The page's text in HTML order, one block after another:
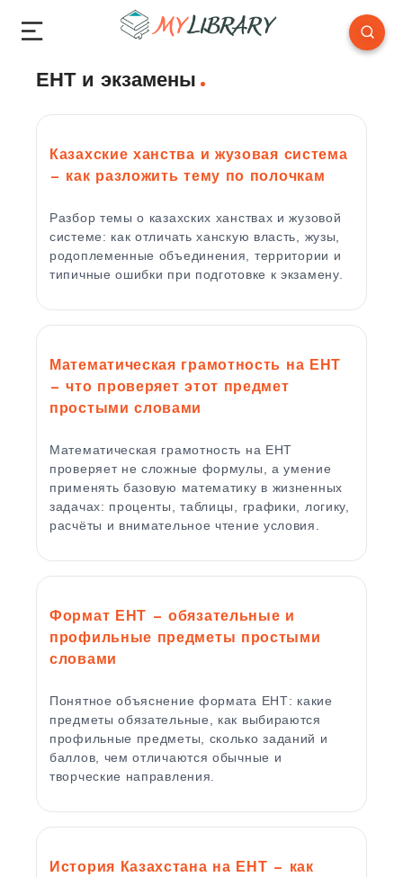
ЕНТ и экзамены
Казахские ханства и жузовая система
— как разложить тему по полочкам
Разбор темы о казахских ханствах и жузовой
системе: как отличать ханскую власть, жузы,
родоплеменные объединения, территории и
типичные ошибки при подготовке к экзамену.
Математическая грамотность на ЕНТ
— что проверяет этот предмет
простыми словами
Математическая грамотность на ЕНТ
проверяет не сложные формулы, а умение
применять базовую математику в жизненных
задачах: проценты, таблицы, графики, логику,
расчёты и внимательное чтение условия.
Формат ЕНТ — обязательные и
профильные предметы простыми
словами
Понятное объяснение формата ЕНТ: какие
предметы обязательные, как выбираются
профильные предметы, сколько заданий и
баллов, чем отличаются обычные и
творческие направления.
История Казахстана на ЕНТ — как